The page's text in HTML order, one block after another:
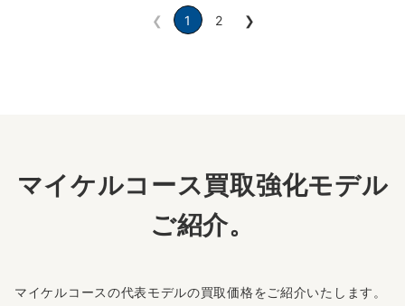
❮ 1 2 ❯
マイケルコース買取強化モデル
ご紹介。
マイケルコースの代表モデルの買取価格をご紹介いたします。